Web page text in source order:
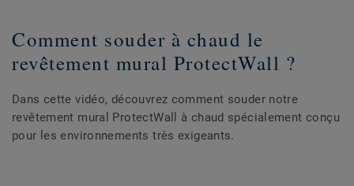
Comment souder à chaud le
revêtement mural ProtectWall ?
Dans cette vidéo, découvrez comment souder notre
revêtement mural ProtectWall à chaud spécialement conçu
pour les environnements très exigeants.